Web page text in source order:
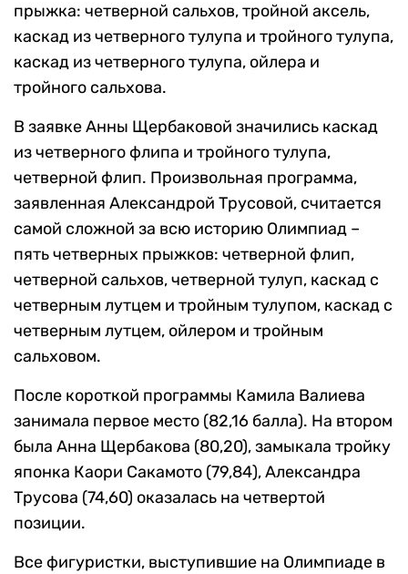
прыжка: четверной сальхов, тройной аксель,
каскад из четверного тулупа и тройного тулупа,
каскад из четверного тулупа, ойлера и
тройного сальхова.
В заявке Анны Щербаковой значились каскад
из четверного флипа и тройного тулупа,
четверной флип. Произвольная программа,
заявленная Александрой Трусовой, считается
самой сложной за всю историю Олимпиад –
пять четверных прыжков: четверной флип,
четверной сальхов, четверной тулуп, каскад с
четверным лутцем и тройным тулупом, каскад с
четверным лутцем, ойлером и тройным
сальховом.
После короткой программы Камила Валиева
занимала первое место (82,16 балла). На втором
была Анна Щербакова (80,20), замыкала тройку
японка Каори Сакамото (79,84), Александра
Трусова (74,60) оказалась на четвертой
позиции.
Все фигуристки, выступившие на Олимпиаде в